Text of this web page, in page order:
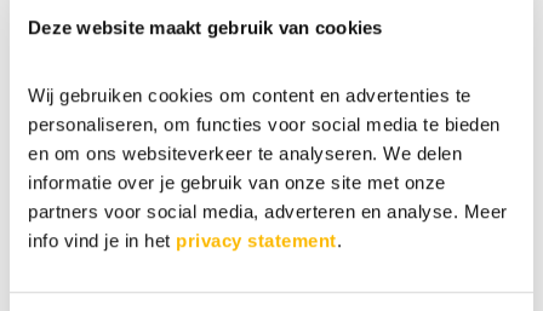
Deze website maakt gebruik van cookies
Wij gebruiken cookies om content en advertenties te
personaliseren, om functies voor social media te bieden
en om ons websiteverkeer te analyseren. We delen
informatie over je gebruik van onze site met onze
partners voor social media, adverteren en analyse. Meer
info vind je in het privacy statement.
Als je herkenning vindt in
hoogbegaafdheid, is de kans groot dat
je ook herkenning vindt in het snel
ergens op uitgekeken te zijn. Dan